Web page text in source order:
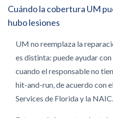
Cuándo la cobertura UM
hubo lesiones
UM no reemplaza la
es distinta: puede ayudar
cuando el responsable no
hit-and-run, de acuerdo con
Services de Florida y la NAIC.